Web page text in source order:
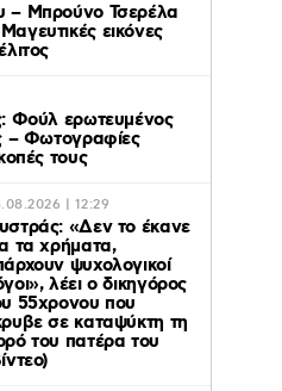
– Μπρούνο Τσερέλα
εικόνες
Φούλ ερωτευμένος
– Φωτογραφίες
τους
| 12:29
«Δεν το έκανε
τα χρήματα,
ψυχολογικοί
λέει ο δικηγόρος
55χρονου που
σε καταψύκτη τη
του πατέρα του